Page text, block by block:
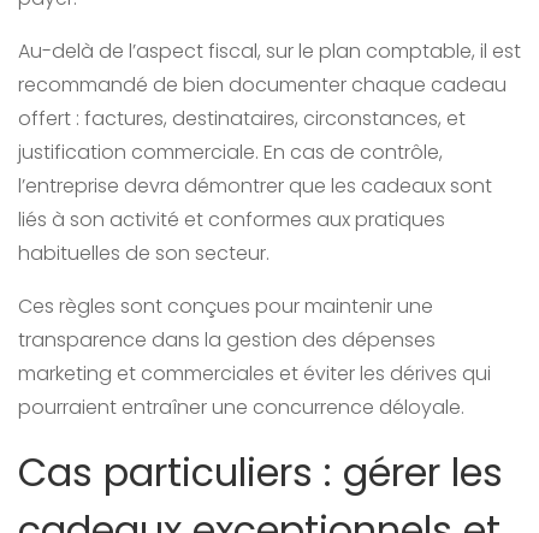
Au-delà de l’aspect fiscal, sur le plan comptable, il est
recommandé de bien documenter chaque cadeau
offert : factures, destinataires, circonstances, et
justification commerciale. En cas de contrôle,
l’entreprise devra démontrer que les cadeaux sont
liés à son activité et conformes aux pratiques
habituelles de son secteur.
Ces règles sont conçues pour maintenir une
transparence dans la gestion des dépenses
marketing et commerciales et éviter les dérives qui
pourraient entraîner une concurrence déloyale.
Cas particuliers : gérer les